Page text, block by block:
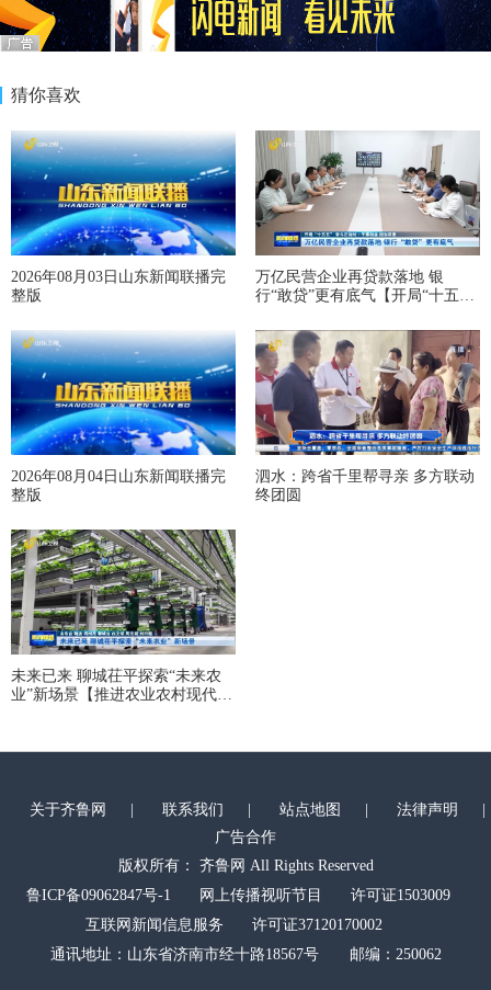
猜你喜欢
2026年08月03日山东新闻联播完
整版
万亿民营企业再贷款落地 银
行“敢贷”更有底气【开局“十五
责】
2026年08月04日山东新闻联播完
整版
泗水：跨省千里帮寻亲 多方联动
终团圆
未来已来 聊城茌平探索“未来农
业”新场景【推进农业农村现代
关于齐鲁网 联系我们 站点地图 法律声明
广告合作
版权所有： 齐鲁网 All Rights Reserved
鲁ICP备09062847号-1
网上传播视听节目
许可证1503009
互联网新闻信息服务
许可证37120170002
通讯地址：山东省济南市经十路18567号 邮编：250062